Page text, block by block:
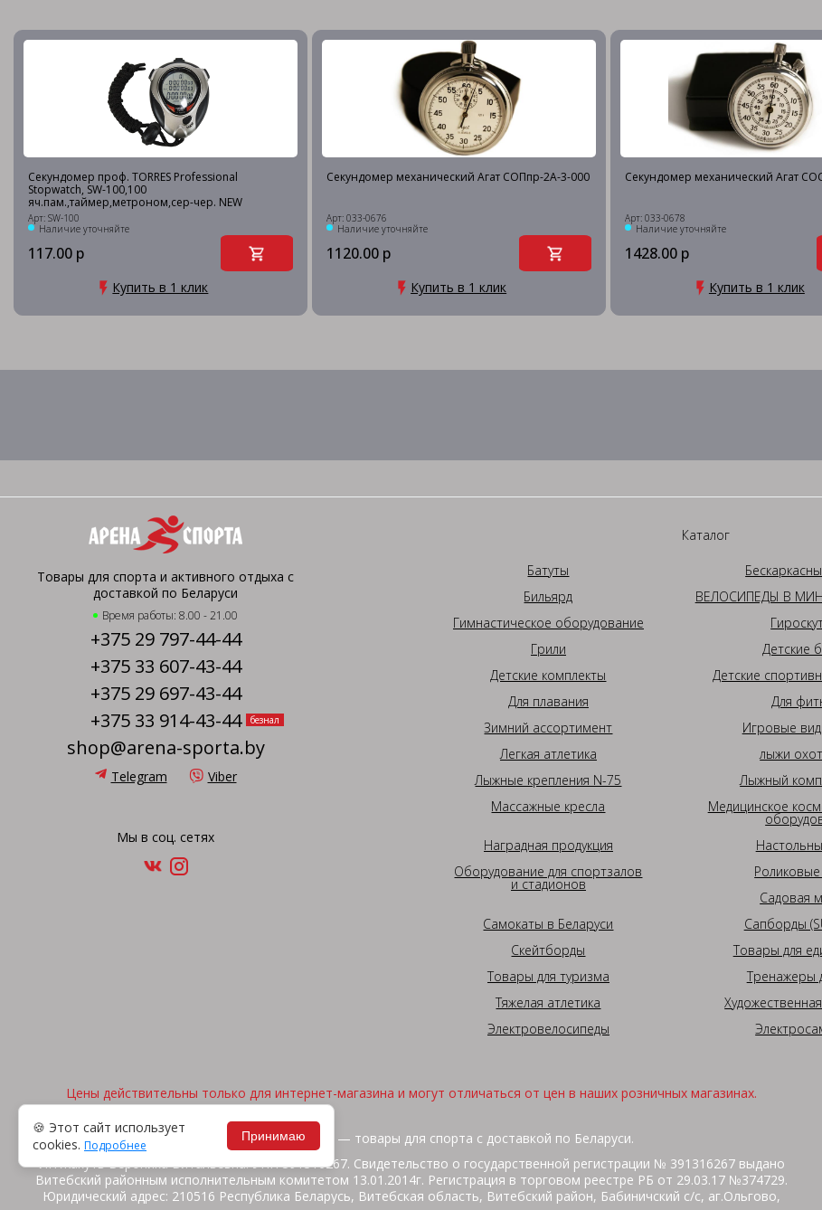
Секундомер проф. TORRES Professional
Stopwatch, SW-100,100
яч.пам.,таймер,метроном,сер-чер. NEW
Арт: SW-100
Наличие уточняйте
117.00 р
Купить в 1 клик
Секундомер механический Агат СОПпр-2А-3-000
Арт: 033-0676
Наличие уточняйте
1120.00 р
Купить в 1 клик
Секундомер механический Агат
Арт: 033-0678
Наличие уточняйте
1428.00 р
Купить в 1 клик
Товары для спорта и активного отдыха с
доставкой по Беларуси
Время работы: 8.00 - 21.00
+375 29 797-44-44
+375 33 607-43-44
+375 29 697-43-44
+375 33 914-43-44
безнал
shop@arena-sporta.by
Telegram Viber
Мы в соц. сетях
Каталог
Батуты
Бильярд
ВЕЛОСИПЕДЫ В
Гимнастическое оборудование
Грили
Детские
Детские комплекты
Детские
Для плавания
Для
Зимний ассортимент
Игровые
Легкая атлетика
лыжи
Лыжные крепления N-75
Лыжный
Массажные кресла
Медицинское
Наградная продукция
Оборудование для спортзалов
и стадионов
Роликовые
Садовая
Самокаты в Беларуси
Сапборды
Скейтборды
Товары для
Товары для туризма
Тренажеры
Тяжелая атлетика
Электровелосипеды
Цены действительны только для интернет-магазина и могут отличаться от цен в наших розничных магазинах.
2026, © "Арена спорта" — товары для спорта с доставкой по Беларуси.
ИП Жакуть Вероника Витальевна. УНП 391316267. Свидетельство о государственной регистрации № 391316267 выдано
Витебский районным исполнительным комитетом 13.01.2014г. Регистрация в торговом реестре РБ от 29.03.17 №374729.
Юридический адрес: 210516 Республика Беларусь, Витебская область, Витебский район, Бабиничский с/с, аг.Ольгово,
🍪 Этот сайт использует
cookies. Подробнее
Принимаю